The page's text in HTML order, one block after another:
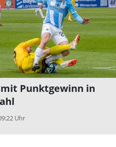
Punktgewinn in
Uhr